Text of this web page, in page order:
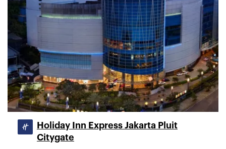
Holiday Inn Express Jakarta Pluit
Citygate